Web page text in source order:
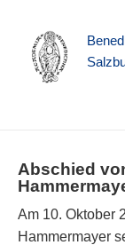
Abschied
Am 10. Oktober
Hammermayer